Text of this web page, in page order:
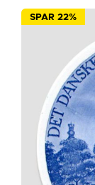
SPAR 22%